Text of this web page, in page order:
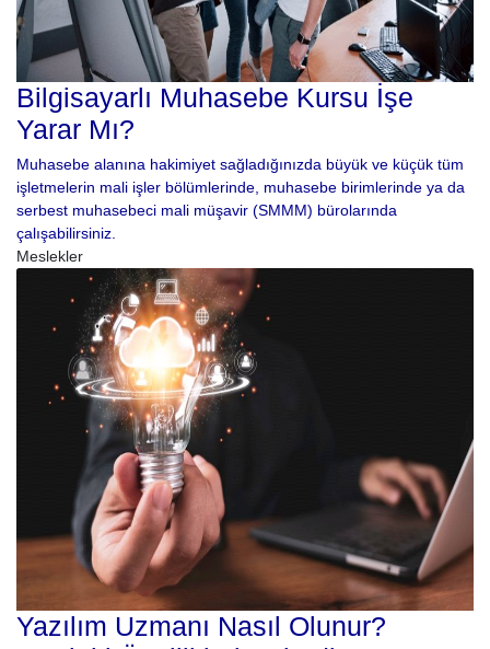
Bilgisayarlı Muhasebe Kursu İşe
Yarar Mı?
Muhasebe alanına hakimiyet sağladığınızda büyük ve küçük tüm
işletmelerin mali işler bölümlerinde, muhasebe birimlerinde ya da
serbest muhasebeci mali müşavir (SMMM) bürolarında
çalışabilirsiniz.
Meslekler
Yazılım Uzmanı Nasıl Olunur?